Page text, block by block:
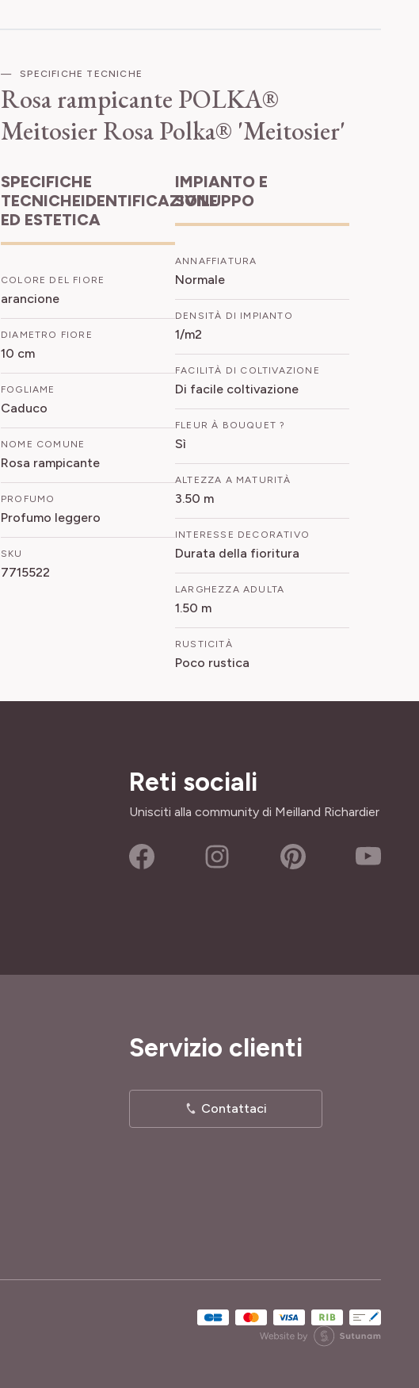
SPECIFICHE TECNICHE
Rosa rampicante POLKA®
MeitosierRosa Polka® 'Meitosier'
SPECIFICHE
TECNICHEIDENTIFICAZIONE
ED ESTETICA
COLORE DEL FIORE
arancione
DIAMETRO FIORE
10 cm
FOGLIAME
Caduco
NOME COMUNE
Rosa rampicante
PROFUMO
Profumo leggero
SKU
7715522
IMPIANTO E
SVILUPPO
ANNAFFIATURA
Normale
DENSITÀ DI IMPIANTO
1/m2
FACILITÀ DI COLTIVAZIONE
Di facile coltivazione
FLEUR À BOUQUET ?
Sì
ALTEZZA A MATURITÀ
3.50 m
INTERESSE DECORATIVO
Durata della fioritura
LARGHEZZA ADULTA
1.50 m
RUSTICITÀ
Poco rustica
Reti sociali
Unisciti alla community di Meilland Richardier
Servizio clienti
Contattaci